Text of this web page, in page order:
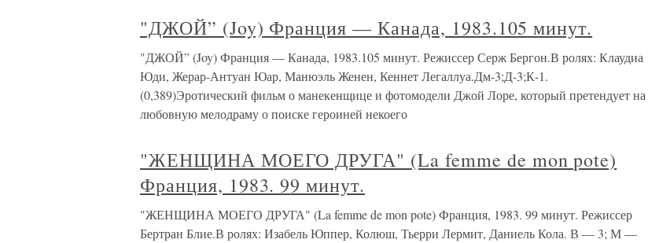
"ДЖОЙ” (Joy) Франция — Канада, 1983.105 минут.
"ДЖОЙ” (Joy) Франция — Канада, 1983.105 минут. Режиссер Серж Бергон.В ролях: Клаудиа
Юди, Жерар-Антуан Юар, Манюэль Женен, Кеннет Легаллуа.Дм-3;Д-3;К-1.
(0,389)Эротический фильм о манекенщице и фотомодели Джой Лоре, который претендует на
любовную мелодраму о поиске героиней некоего
"ЖЕНЩИНА МОЕГО ДРУГА" (La femme de mon pote)
Франция, 1983. 99 минут.
"ЖЕНЩИНА МОЕГО ДРУГА" (La femme de mon pote) Франция, 1983. 99 минут. Режиссер
Бертран Блие.В ролях: Изабель Юппер, Колюш, Тьерри Лермит, Даниель Кола. В — 3; М —